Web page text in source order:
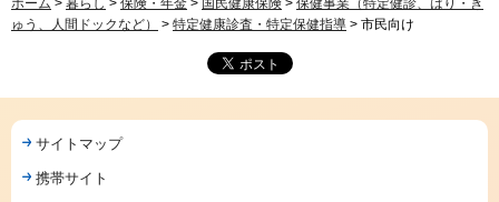
ゅう、人間ドックなど）
> 特定健康診査・特定保健指導 > 市民向け
サイトマップ
携帯サイト